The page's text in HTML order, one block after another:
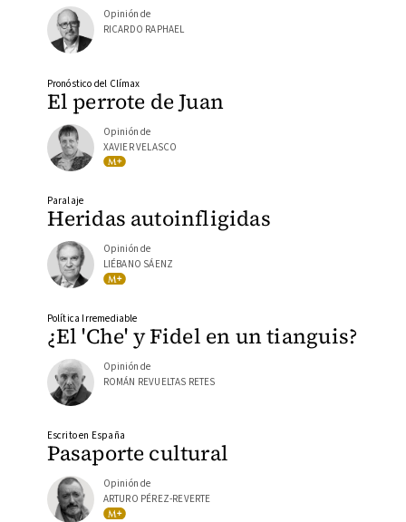
Opinión de
RICARDO RAPHAEL
El perrote de Juan
Pronóstico del Clímax
Opinión de
XAVIER VELASCO
Heridas autoinfligidas
Paralaje
Opinión de
LIÉBANO SÁENZ
¿El 'Che' y Fidel en un tianguis?
Política Irremediable
Opinión de
ROMÁN REVUELTAS RETES
Pasaporte cultural
Escrito en España
Opinión de
ARTURO PÉREZ-REVERTE